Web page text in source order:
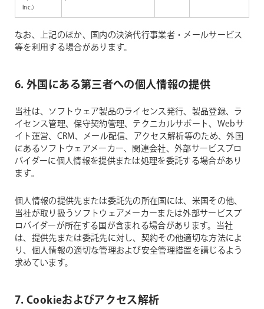
Inc.）
なお、上記のほか、国内の決済代行事業者・メールサービス
等を利用する場合があります。
6. 外国にある第三者への個人情報の提供
当社は、ソフトウェア製品のライセンス発行、製品登録、ラ
イセンス管理、保守契約管理、テクニカルサポート、Webサ
イト運営、CRM、メール配信、アクセス解析等のため、外国
にあるソフトウェアメーカー、関連会社、外部サービスプロ
バイダーに個人情報を提供または処理を委託する場合があり
ます。
個人情報の提供先または委託先の所在国には、米国その他、
当社が取り扱うソフトウェアメーカーまたは外部サービスプ
ロバイダーが所在する国が含まれる場合があります。当社
は、提供先または委託先に対し、契約その他適切な方法によ
り、個人情報の適切な管理および安全管理措置を講じるよう
求めています。
7. Cookieおよびアクセス解析